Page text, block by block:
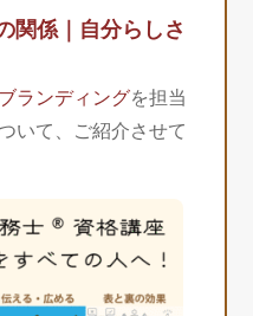
関係｜自分らしさ
ブランディングを担当
いて、ご紹介させて